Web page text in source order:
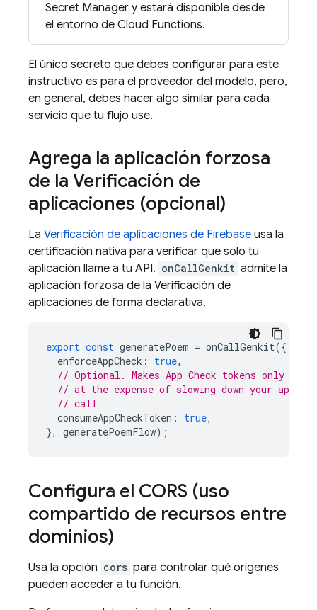
Secret Manager y estará disponible desde
el entorno de Cloud Functions.
El único secreto que debes configurar para este
instructivo es para el proveedor del modelo, pero,
en general, debes hacer algo similar para cada
servicio que tu flujo use.
Agrega la aplicación forzosa
de la Verificación de
aplicaciones (opcional)
La Verificación de aplicaciones de Firebase usa la
certificación nativa para verificar que solo tu
aplicación llame a tu API. onCallGenkit admite la
aplicación forzosa de la Verificación de
aplicaciones de forma declarativa.
export const generatePoem = onCallGenkit({
enforceAppCheck : true,
// Optional. Makes App Check tokens only
// at the expense of slowing down your app
// call
consumeAppCheckToken : true,
},
generatePoemFlow);
Configura el CORS (uso
compartido de recursos entre
dominios)
Usa la opción cors para controlar qué orígenes
pueden acceder a tu función.